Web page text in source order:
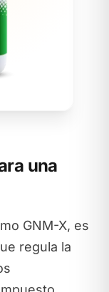
una
GNM-X, es
regula la